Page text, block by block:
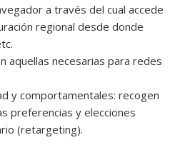
a través del cual accede
regional desde donde
aquellas necesarias para redes
y comportamentales: recogen
preferencias y elecciones
(retargeting).